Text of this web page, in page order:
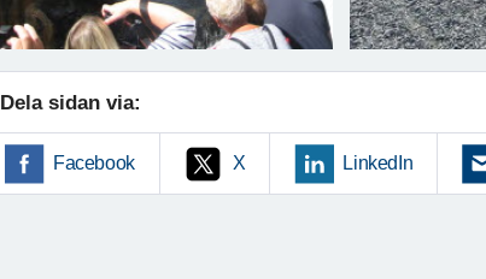
Dela sidan via:
Facebook X LinkedIn